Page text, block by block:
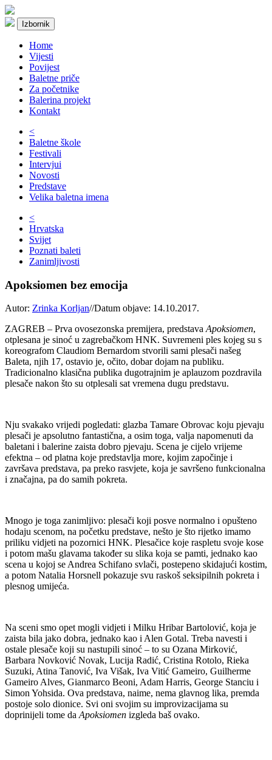
Izbornik
Home
Vijesti
Povijest
Baletne priče
Za početnike
Balerina projekt
Kontakt
<
Baletne škole
Festivali
Intervjui
Novosti
Predstave
Velika baletna imena
<
Hrvatska
Svijet
Poznati baleti
Zanimljivosti
Apoksiomen bez emocija
Autor: Zrinka Korljan//Datum objave: 14.10.2017.
ZAGREB – Prva ovosezonska premijera, predstavaApoksiomen,
otplesana je sinoć u zagrebačkom HNK. Suvremeni ples kojeg su s
koreografom Claudiom Bernardom stvorili sami plesači našeg
Baleta, njih 17, ostavio je, očito, dobar dojam na publiku.
Tradicionalno klasična publika dugotrajnim je aplauzom pozdravila
plesače nakon što su otplesali sat vremena dugu predstavu.
Nju svakako vrijedi pogledati: glazba Tamare Obrovac koju pjevaju
plesači je apsolutno fantastična, a osim toga, valja napomenuti da
baletani i balerine zaista dobro pjevaju. Scena je cijelo vrijeme
efektna – od platna koje predstavlja more, kojim započinje i
završava predstava, pa preko rasvjete, koja je savršeno funkcionalna
i značajna, pa do samih pokreta.
Mnogo je toga zanimljivo: plesači koji posve normalno i opušteno
hodaju scenom, na početku predstave, nešto je što rijetko imamo
priliku vidjeti na pozornici HNK. Plesačice koje raspletu svoje kose
i potom mašu glavama također su slika koja se pamti, jednako kao
scena u kojoj se Andrea Schifano svlači, postepeno skidajući kostim,
a potom Natalia Horsnell pokazuje svu raskoš seksipilnih pokreta i
plesnog umijeća.
Na sceni smo opet mogli vidjeti i Milku Hribar Bartolović, koja je
zaista bila jako dobra, jednako kao i Alen Gotal. Treba navesti i
ostale plesače koji su nastupili sinoć – to su Ozana Mirković,
Barbara Novković Novak, Lucija Radić, Cristina Rotolo, Rieka
Suzuki, Atina Tanović, Iva Višak, Iva Vitić Gameiro, Guilherme
Gameiro Alves, Gianmarco Beoni, Adam Harris, George Stanciu i
Simon Yohsida. Ova predstava, naime, nema glavnog lika, premda
postoje solo dionice. Svi oni svojim su improvizacijama su
doprinijeli tome daApoksiomen izgleda baš ovako.